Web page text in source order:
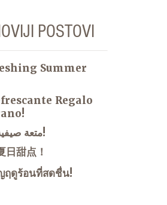
POSTOVI
Summer
Regalo
متعة صيفية منعشة!
日甜点！
ฤดูร้อนที่สดชื่น!